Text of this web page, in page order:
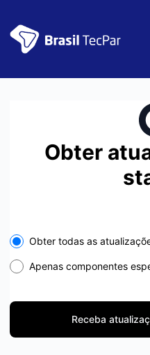
Obter
Select the components you
Obter todas as
Apenas componentes
Receba